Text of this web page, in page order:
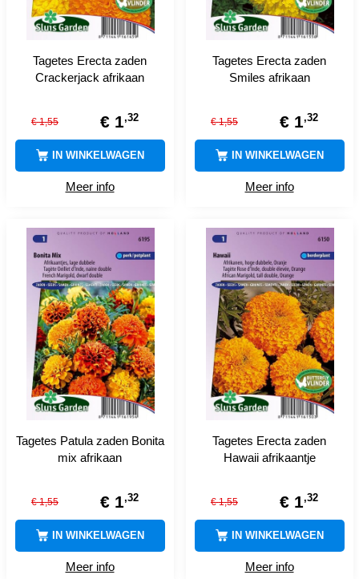
Tagetes Erecta zaden
Crackerjack afrikaan
€ 1,55 € 1,32
Meer info
IN WINKELWAGEN
Tagetes Erecta zaden
Smiles afrikaan
€ 1,55 € 1,32
Meer info
IN WINKELWAGEN
Tagetes Patula zaden Bonita
mix afrikaan
€ 1,55 € 1,32
Meer info
IN WINKELWAGEN
Tagetes Erecta zaden
Hawaii afrikaantje
€ 1,55 € 1,32
Meer info
IN WINKELWAGEN